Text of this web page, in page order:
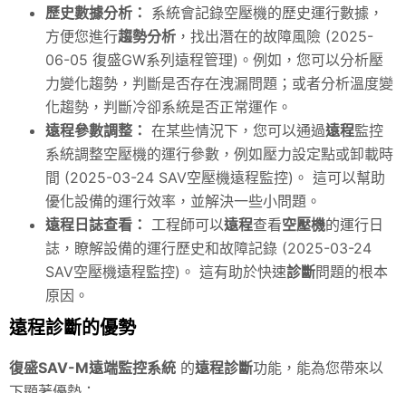
歷史數據分析： 系統會記錄空壓機的歷史運行數據，
方便您進行趨勢分析 ，找出潛在的故障風險 (2025-
06-05 復盛GW系列遠程管理)。例如，您可以分析壓
力變化趨勢，判斷是否存在洩漏問題；或者分析溫度變
化趨勢，判斷冷卻系統是否正常運作。
遠程參數調整： 在某些情況下，您可以通過遠程監控
系統調整空壓機的運行參數，例如壓力設定點或卸載時
間 (2025-03-24 SAV空壓機遠程監控)。 這可以幫助
優化設備的運行效率，並解決一些小問題。
遠程日誌查看： 工程師可以遠程查看空壓機的運行日
誌，瞭解設備的運行歷史和故障記錄 (2025-03-24
SAV空壓機遠程監控)。 這有助於快速診斷問題的根本
原因。
遠程診斷的優勢
復盛SAV-M遠端監控系統 的遠程診斷功能，能為您帶來以